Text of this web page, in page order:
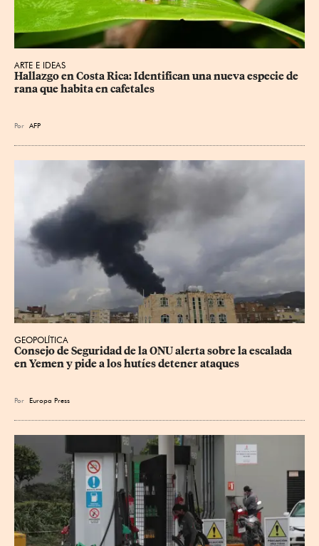
ARTE E IDEAS
Hallazgo en Costa Rica: Identifican una nueva especie de
rana que habita en cafetales
Por AFP
GEOPOLÍTICA
Consejo de Seguridad de la ONU alerta sobre la escalada
en Yemen y pide a los hutíes detener ataques
Por Europa Press